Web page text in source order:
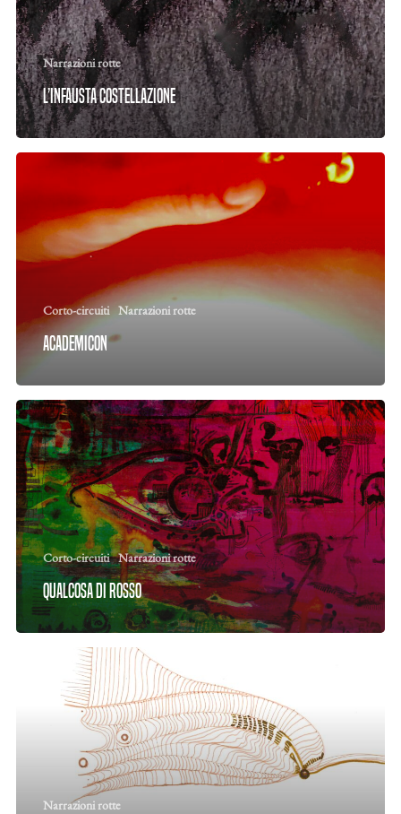
Narrazioni rotte
L’infausta costellazione
Corto-circuiti Narrazioni rotte
Academicon
Corto-circuiti Narrazioni rotte
Qualcosa di rosso
Narrazioni rotte